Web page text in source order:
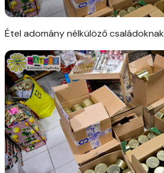
Étel adomány nélkülöző családoknak